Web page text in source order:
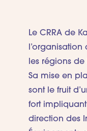
Le CRRA de
les régions
Sa mise en
sont le fruit
fort
direction des